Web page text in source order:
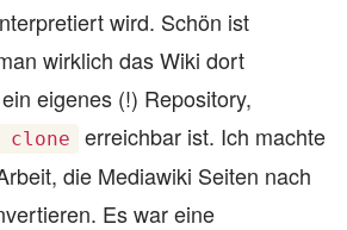
wird. Schön ist
wirklich das Wiki dort
eigenes (!) Repository,
erreichbar ist. Ich machte
die Mediawiki Seiten nach
Es war eine